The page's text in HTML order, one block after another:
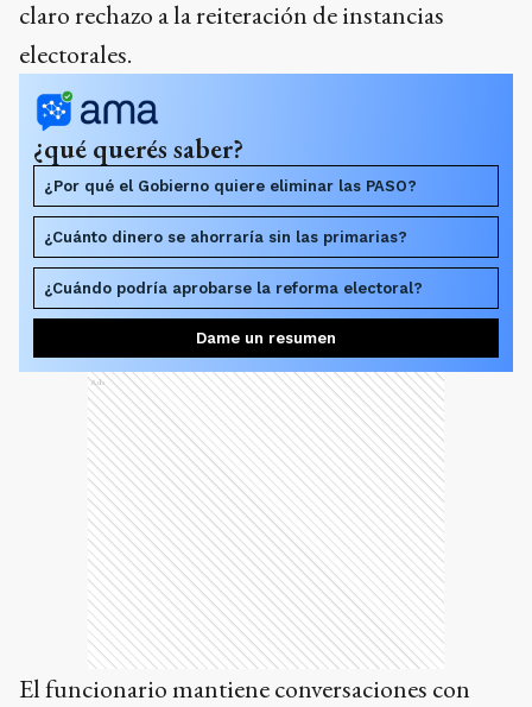
claro rechazo a la reiteración de instancias
electorales.
¿qué querés saber?
¿Por qué el Gobierno quiere eliminar las PASO?
¿Cuánto dinero se ahorraría sin las primarias?
¿Cuándo podría aprobarse la reforma electoral?
Dame un resumen
Ads
El funcionario mantiene conversaciones con